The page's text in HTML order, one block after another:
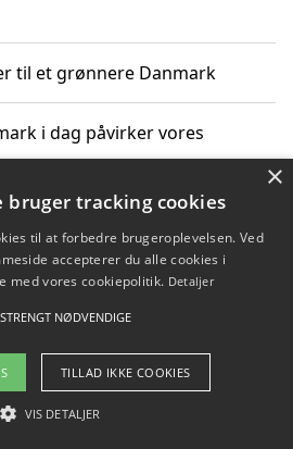
til et grønnere Danmark
i dag påvirker vores
påvirker danske unges
Blog Betingelser
×
bruger tracking cookies
til at forbedre brugeroplevelsen. Ved
accepterer du alle cookies i
med vores cookiepolitik. Detaljer
STRENGT NØDVENDIGE
TILLAD IKKE COOKIES
VIS DETALJER